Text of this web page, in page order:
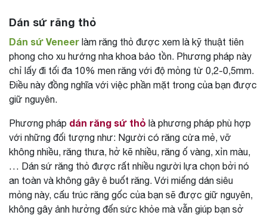
Dán sứ răng thỏ
Dán sứ Veneer làm răng thỏ được xem là kỹ thuật tiên
phong cho xu hướng nha khoa bảo tồn. Phương pháp này
chỉ lấy đi tối đa 10% men răng với độ mỏng từ 0,2-0,5mm.
Điều này đồng nghĩa với việc phần mặt trong của bạn được
giữ nguyên.
Phương pháp dán răng sứ thỏ là phương pháp phù hợp
với những đối tượng như: Người có răng cửa mẻ, vỡ
không nhiều, răng thưa, hở kẽ nhiều, răng ố vàng, xỉn màu,
… Dán sứ răng thỏ được rất nhiều người lựa chọn bởi nó
an toàn và không gây ê buốt răng. Với miếng dán siêu
mỏng này, cấu trúc răng gốc của bạn sẽ được giữ nguyên,
không gây ảnh hưởng đến sức khỏe mà vẫn giúp bạn sở